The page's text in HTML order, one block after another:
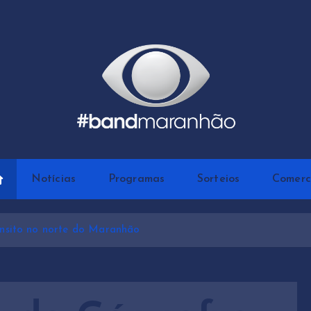
Notícias Programas Sorteios
no norte do Maranhão